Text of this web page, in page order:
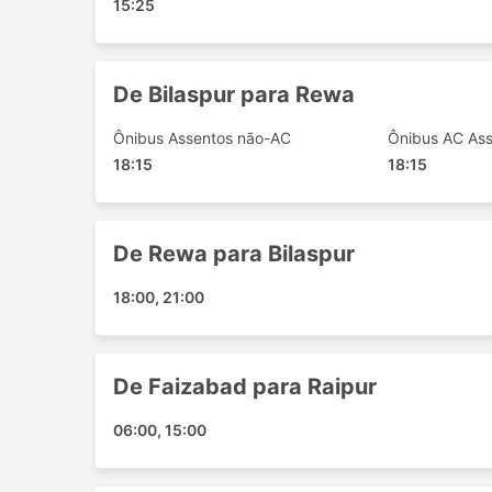
15:25
De Bilaspur para Rewa
Ônibus Assentos não-AC
18:15
Ônibus AC
18:15
De Rewa para Bilaspur
18:00, 21:00
De Faizabad para Raipur
06:00, 15:00